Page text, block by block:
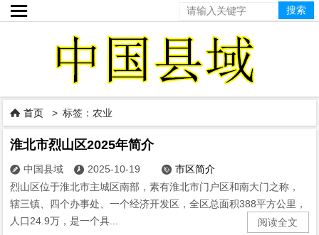

 首页 > 标签：农业
淮北市烈山区2025年简介
 中国县域  2025-10-19  市区简介
烈山区位于淮北市主城区南部，素有淮北市门户区和南大门之称，
辖三镇、四个办事处、一个经济开发区，全区总面积388平方公里，
人口24.9万，是一个具...
阅读全文